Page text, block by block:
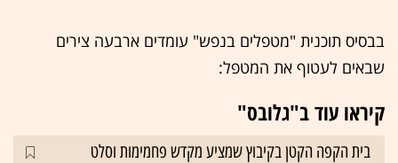
בבסיס תוכנית "מטפלים בנפש" עומדים ארבעה צירים
שבאים לעטוף את המטפל:
קיראו עוד ב"גלובס"
בית הקפה הקטן בקיבוץ שמציע מקדש פחמימות וסלט